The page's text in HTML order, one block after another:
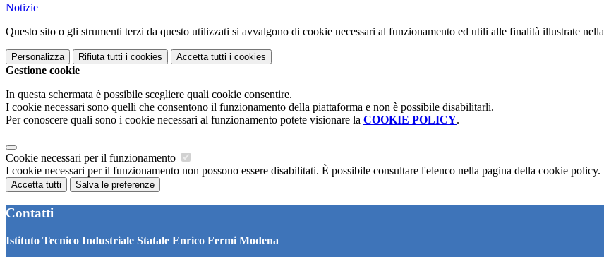
Notizie
Questo sito o gli strumenti terzi da questo utilizzati si avvalgono di cookie necessari al funzionamento ed utili alle finalità illustrate nella
Personalizza Rifiuta tutti i cookies Accetta tutti i cookies
Gestione cookie
In questa schermata è possibile scegliere quali cookie consentire.
I cookie necessari sono quelli che consentono il funzionamento della piattaforma e non è possibile disabilitarli.
Per conoscere quali sono i cookie necessari al funzionamento potete visionare la COOKIE POLICY.
Cookie necessari per il funzionamento
I cookie necessari per il funzionamento non possono essere disabilitati. È possibile consultare l'elenco nella pagina della cookie policy.
Accetta tutti Salva le preferenze
Contatti
Istituto Tecnico Industriale Statale Enrico Fermi Modena